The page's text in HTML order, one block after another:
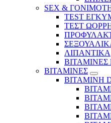
SEX &
TEST
ΤΕΣΤ
ΛΙΠΑΝΤΙΚΑ
ΒΙΤΑΜΙΝΕΣ
ΒΙΤΑΜΙΝΗ